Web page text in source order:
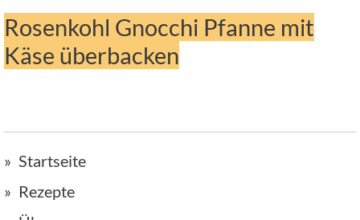
Rosenkohl Gnocchi Pfanne mit
Käse überbacken
Startseite
Rezepte